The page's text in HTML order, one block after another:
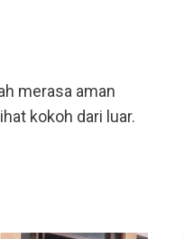
merasa aman
kokoh dari luar.